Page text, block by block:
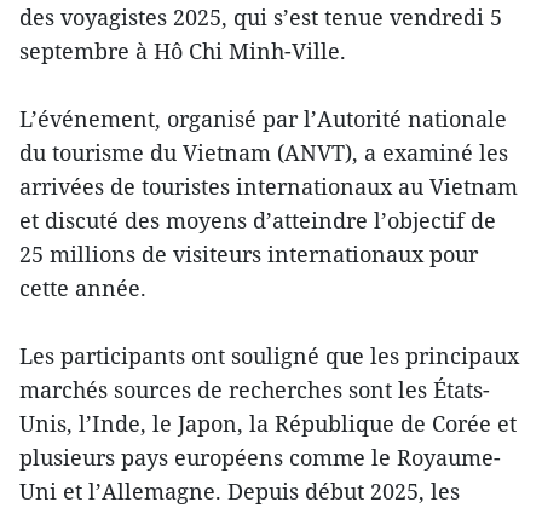
des voyagistes 2025, qui s’est tenue vendredi 5
septembre à Hô Chi Minh-Ville.
L’événement, organisé par l’Autorité nationale
du tourisme du Vietnam (ANVT), a examiné les
arrivées de touristes internationaux au Vietnam
et discuté des moyens d’atteindre l’objectif de
25 millions de visiteurs internationaux pour
cette année.
Les participants ont souligné que les principaux
marchés sources de recherches sont les États-
Unis, l’Inde, le Japon, la République de Corée et
plusieurs pays européens comme le Royaume-
Uni et l’Allemagne. Depuis début 2025, les